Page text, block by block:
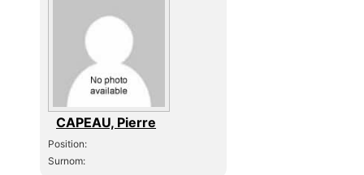
CAPEAU, Pierre
Position:
Surnom: